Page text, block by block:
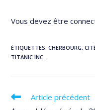
Vous devez être
ÉTIQUETTES:CHERBOURG,
TITANIC INC.
Read
Article précédent